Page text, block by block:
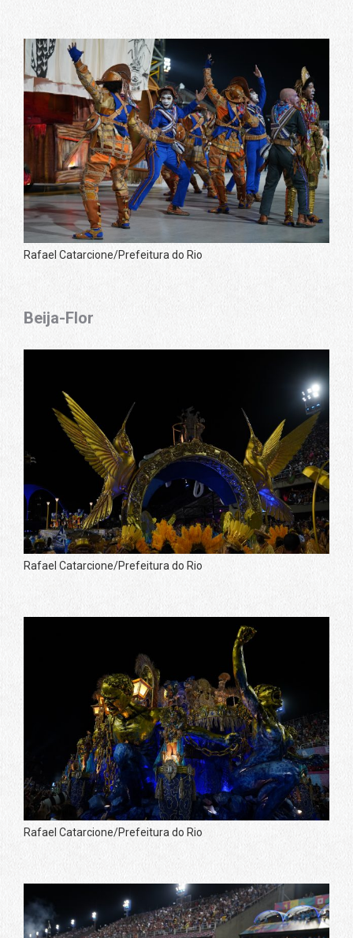
Rafael Catarcione/Prefeitura do Rio
Beija-Flor
Rafael Catarcione/Prefeitura do Rio
Rafael Catarcione/Prefeitura do Rio